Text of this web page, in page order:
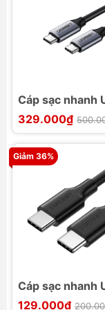
Cáp sạc nhanh
US161 C to C
329.000₫
Giảm 36%
Cáp sạc nhanh
US286 C to C
129.000₫